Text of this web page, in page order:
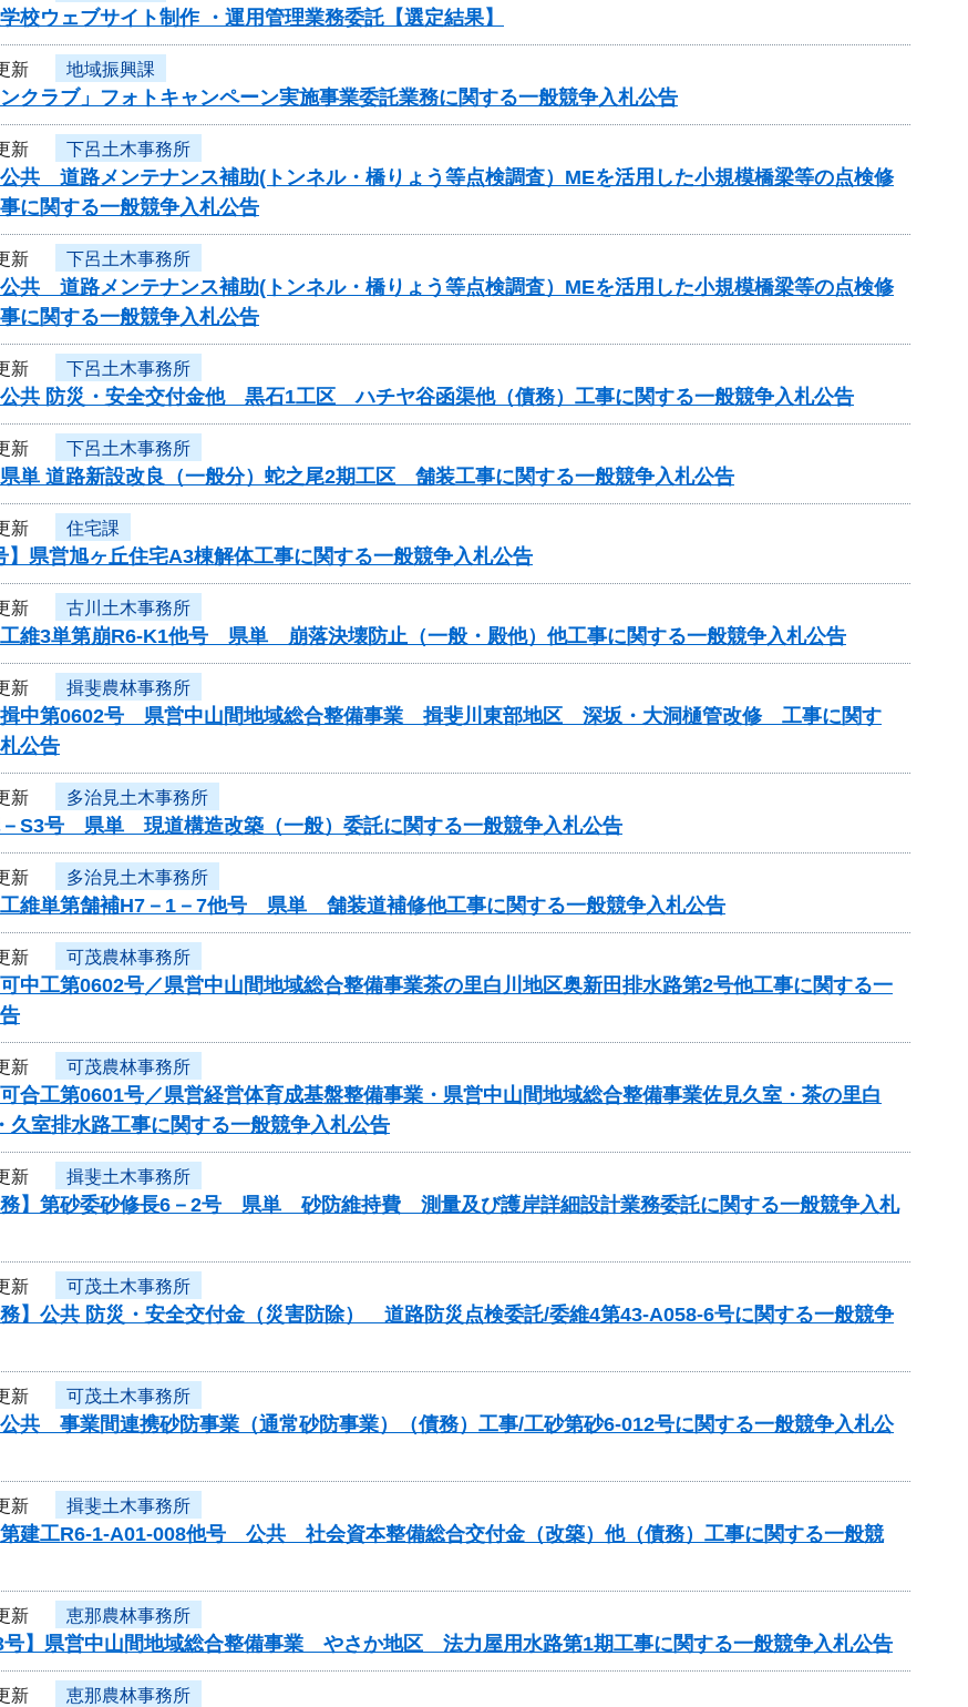
校ウェブサイト制作 ・運用管理業務委託【選定結果】
新 地域振興課
ンクラブ」フォトキャンペーン実施事業委託業務に関する一般競争入札公告
新 下呂土木事務所
公共 道路メンテナンス補助(トンネル・橋りょう等点検調査）MEを活用した小規模橋梁等の点検修
に関する一般競争入札公告
新 下呂土木事務所
公共 道路メンテナンス補助(トンネル・橋りょう等点検調査）MEを活用した小規模橋梁等の点検修
に関する一般競争入札公告
新 下呂土木事務所
公共 防災・安全交付金他 黒石1工区 ハチヤ谷函渠他（債務）工事に関する一般競争入札公告
新 下呂土木事務所
県単 道路新設改良（一般分）蛇之尾2期工区 舗装工事に関する一般競争入札公告
新 住宅課
】県営旭ヶ丘住宅A3棟解体工事に関する一般競争入札公告
新 古川土木事務所
工維3単第崩R6-K1他号 県単 崩落決壊防止（一般・殿他）他工事に関する一般競争入札公告
新 揖斐農林事務所
揖中第0602号 県営中山間地域総合整備事業 揖斐川東部地区 深坂・大洞樋管改修 工事に関す
公告
新 多治見土木事務所
S3号 県単 現道構造改築（一般）委託に関する一般競争入札公告
新 多治見土木事務所
工維単第舗補H7－1－7他号 県単 舗装道補修他工事に関する一般競争入札公告
新 可茂農林事務所
可中工第0602号／県営中山間地域総合整備事業茶の里白川地区奥新田排水路第2号他工事に関する一
新 可茂農林事務所
可合工第0601号／県営経営体育成基盤整備事業・県営中山間地域総合整備事業佐見久室・茶の里白
久室排水路工事に関する一般競争入札公告
新 揖斐土木事務所
務】第砂委砂修長6－2号 県単 砂防維持費 測量及び護岸詳細設計業務委託に関する一般競争入札
新 可茂土木事務所
務】公共 防災・安全交付金（災害防除） 道路防災点検委託/委維4第43-A058-6号に関する一般競争
新 可茂土木事務所
公共 事業間連携砂防事業（通常砂防事業）（債務）工事/工砂第砂6-012号に関する一般競争入札公
新 揖斐土木事務所
第建工R6-1-A01-008他号 公共 社会資本整備総合交付金（改築）他（債務）工事に関する一般競
新 恵那農林事務所
号】県営中山間地域総合整備事業 やさか地区 法力屋用水路第1期工事に関する一般競争入札公告
新 恵那農林事務所